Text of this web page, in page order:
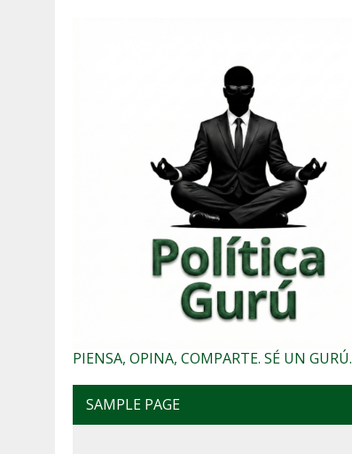
PIENSA, OPINA, COMPARTE. SÉ UN GURÚ.
SAMPLE PAGE